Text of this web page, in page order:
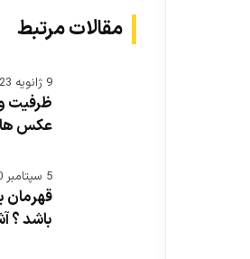
مقالات مرتبط
9 ژانویه 2023
ظرفیت
عکس
5 سپتامبر 2020
باشد ؟